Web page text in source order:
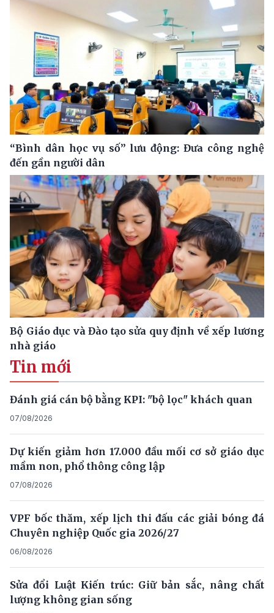
“Bình dân học vụ số” lưu động: Đưa công nghệ
đến gần người dân
Bộ Giáo dục và Đào tạo sửa quy định về xếp lương
nhà giáo
Tin mới
Đánh giá cán bộ bằng KPI: "bộ lọc" khách quan
07/08/2026
Dự kiến giảm hơn 17.000 đầu mối cơ sở giáo dục
mầm non, phổ thông công lập
07/08/2026
VPF bốc thăm, xếp lịch thi đấu các giải bóng đá
Chuyên nghiệp Quốc gia 2026/27
06/08/2026
Sửa đổi Luật Kiến trúc: Giữ bản sắc, nâng chất
lượng không gian sống